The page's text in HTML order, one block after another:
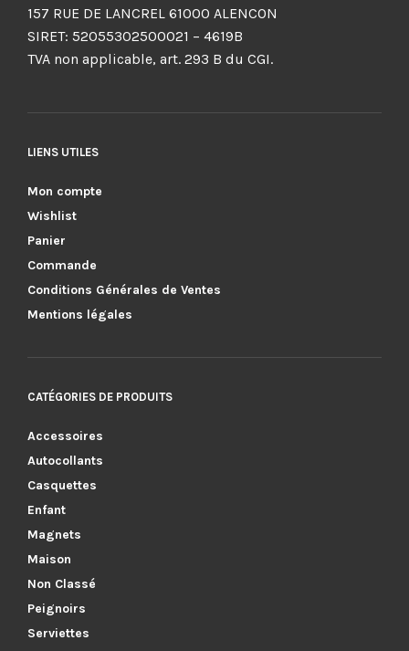
157 RUE DE LANCREL 61000 ALENCON
SIRET: 52055302500021 – 4619B
TVA non applicable, art. 293 B du CGI.
LIENS UTILES
Mon compte
Wishlist
Panier
Commande
Conditions Générales de Ventes
Mentions légales
CATÉGORIES DE PRODUITS
Accessoires
Autocollants
Casquettes
Enfant
Magnets
Maison
Non Classé
Peignoirs
Serviettes